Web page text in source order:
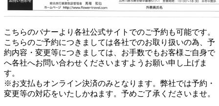
こちらのバナーより各社公式サイトでのご予約も可能です。
こちらのご予約につきましては各社でのお取り扱いの為、予
約内容・変更等につきましては、お手数でもお客様ご自身で
へ各社へお問い合わせくださいますようお願い申し上げま
す。
※お支払もオンライン決済のみとなります。弊社では予約・
変更等の対応をいたしかねます。予めご了承くださいませ。